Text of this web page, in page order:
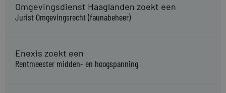
Omgevingsdienst Haaglanden zoekt een
Jurist Omgevingsrecht (faunabeheer)
Enexis zoekt een
Rentmeester midden- en hoogspanning